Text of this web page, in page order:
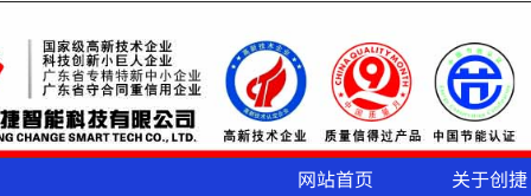
网站首页 关于创捷